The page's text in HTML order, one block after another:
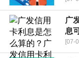
广
息
[07-